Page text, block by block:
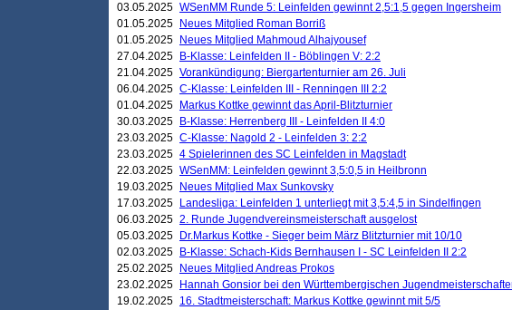
03.05.2025 WSenMM Runde 5: Leinfelden gewinnt 2,5:1,5 gegen Ingersheim
01.05.2025
Neues Mitglied Roman Borriß
01.05.2025
Neues Mitglied Mahmoud Alhajyousef
27.04.2025
B-Klasse: Leinfelden II - Böblingen V: 2:2
21.04.2025 Vorankündigung: Biergartenturnier am 26. Juli
06.04.2025 C-Klasse: Leinfelden III - Renningen III 2:2
01.04.2025
Markus Kottke gewinnt das April-Blitzturnier
30.03.2025
B-Klasse: Herrenberg III - Leinfelden II 4:0
23.03.2025 C-Klasse: Nagold 2 - Leinfelden 3: 2:2
23.03.2025 4 Spielerinnen des SC Leinfelden in Magstadt
22.03.2025 WSenMM: Leinfelden gewinnt 3,5:0,5 in Heilbronn
19.03.2025
Neues Mitglied Max Sunkovsky
17.03.2025
Landesliga: Leinfelden 1 unterliegt mit 3,5:4,5 in Sindelfingen
06.03.2025 2. Runde Jugendvereinsmeisterschaft ausgelost
05.03.2025
Dr.Markus Kottke - Sieger beim März Blitzturnier mit 10/10
02.03.2025
B-Klasse: Schach-Kids Bernhausen I - SC Leinfelden II 2:2
25.02.2025
Neues Mitglied Andreas Prokos
23.02.2025
Hannah Gonsior bei den Württembergischen
19.02.2025 16. Stadtmeisterschaft: Markus Kottke gewinnt mit 5/5